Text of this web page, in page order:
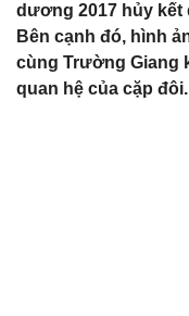
dương 2017 hủy kết
Bên cạnh đó, hình
cùng Trường Giang
quan hệ của cặp đôi.